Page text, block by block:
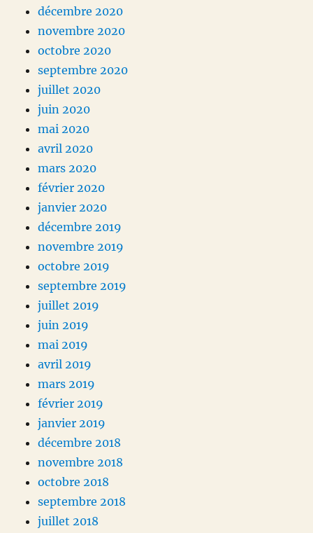
décembre 2020
novembre 2020
octobre 2020
septembre 2020
juillet 2020
juin 2020
mai 2020
avril 2020
mars 2020
février 2020
janvier 2020
décembre 2019
novembre 2019
octobre 2019
septembre 2019
juillet 2019
juin 2019
mai 2019
avril 2019
mars 2019
février 2019
janvier 2019
décembre 2018
novembre 2018
octobre 2018
septembre 2018
juillet 2018